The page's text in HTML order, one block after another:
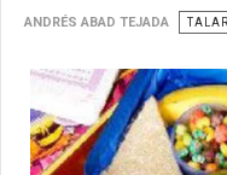
ANDRÉS ABAD TEJADA